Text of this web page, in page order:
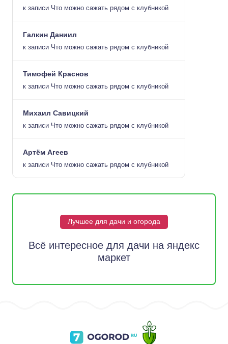
к записи Что можно сажать рядом с клубникой
Галкин Даниил
к записи Что можно сажать рядом с клубникой
Тимофей Краснов
к записи Что можно сажать рядом с клубникой
Михаил Савицкий
к записи Что можно сажать рядом с клубникой
Артём Агеев
к записи Что можно сажать рядом с клубникой
Лучшее для дачи и огорода
Всё интересное для дачи на яндекс
маркет